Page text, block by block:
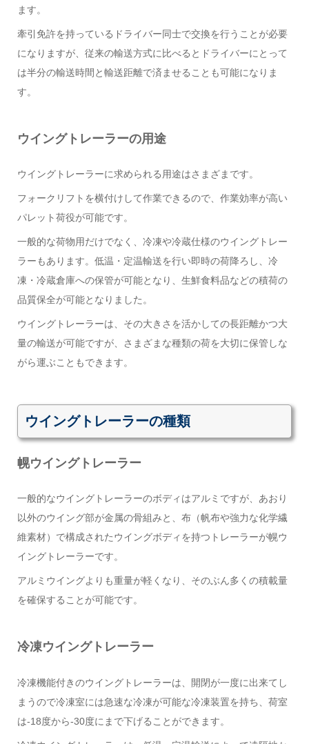
ます。
牽引免許を持っているドライバー同士で交換を行うことが必要
になりますが、従来の輸送方式に比べるとドライバーにとって
は半分の輸送時間と輸送距離で済ませることも可能になりま
す。
ウイングトレーラーの用途
ウイングトレーラーに求められる用途はさまざまです。
フォークリフトを横付けして作業できるので、作業効率が高い
パレット荷役が可能です。
一般的な荷物用だけでなく、冷凍や冷蔵仕様のウイングトレー
ラーもあります。低温・定温輸送を行い即時の荷降ろし、冷
凍・冷蔵倉庫への保管が可能となり、生鮮食料品などの積荷の
品質保全が可能となりました。
ウイングトレーラーは、その大きさを活かしての長距離かつ大
量の輸送が可能ですが、さまざまな種類の荷を大切に保管しな
がら運ぶこともできます。
ウイングトレーラーの種類
幌ウイングトレーラー
一般的なウイングトレーラーのボディはアルミですが、あおり
以外のウイング部が金属の骨組みと、布（帆布や強力な化学繊
維素材）で構成されたウイングボディを持つトレーラーが幌ウ
イングトレーラーです。
アルミウイングよりも重量が軽くなり、そのぶん多くの積載量
を確保することが可能です。
冷凍ウイングトレーラー
冷凍機能付きのウイングトレーラーは、開閉が一度に出来てし
まうので冷凍室には急速な冷凍が可能な冷凍装置を持ち、荷室
は-18度から-30度にまで下げることができます。